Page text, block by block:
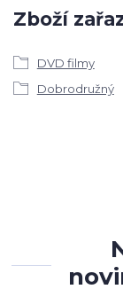
Zboží
DVD filmy
Dobrodružný